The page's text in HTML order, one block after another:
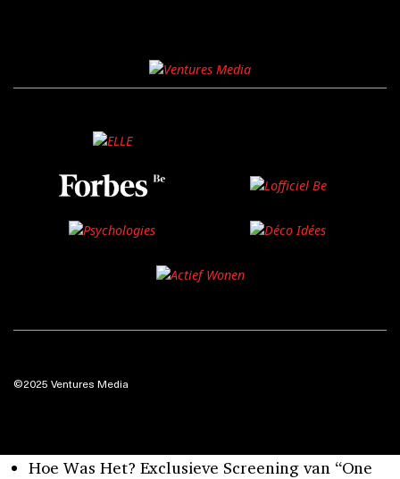
©2025 Ventures Media
Hoe Was Het? Exclusieve Screening van “One